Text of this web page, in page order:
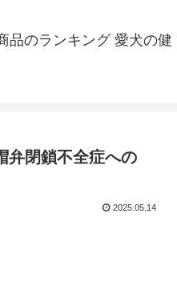
品のランキング 愛犬の健
弁閉鎖不全症への
2025.05.14